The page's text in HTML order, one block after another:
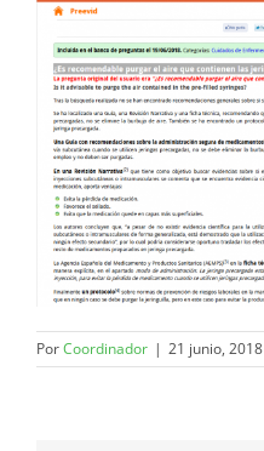
PorCoordinador | 21 junio, 2018